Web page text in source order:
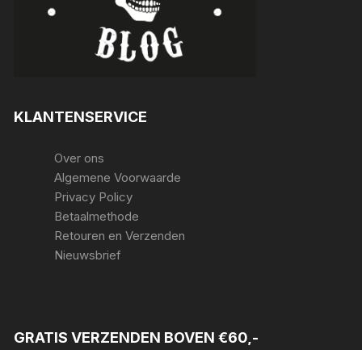
KLANTENSERVICE
Over ons
Algemene Voorwaarde
Privacy Policy
Betaalmethode
Retouren en Verzenden
Nieuwsbrief
GRATIS VERZENDEN BOVEN €60,-